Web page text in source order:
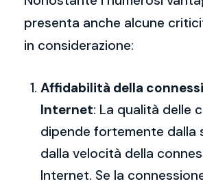
presenta anche alcune
in considerazione:
Affidabilità della
Internet: La qualità delle
dipende fortemente dalla
dalla velocità della
Internet. Se la